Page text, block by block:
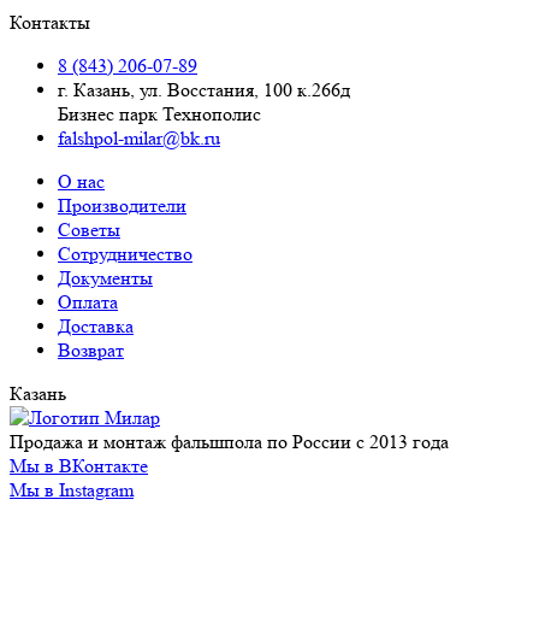
Контакты
8 (843) 206-07-89
г. Казань, ул. Восстания, 100 к.266д
Бизнес парк Технополис
falshpol-milar@bk.ru
О нас
Производители
Советы
Сотрудничество
Документы
Оплата
Доставка
Возврат
Казань
Продажа и монтаж фальшпола по России с 2013 года
Мы в ВКонтакте
Мы в Instagram